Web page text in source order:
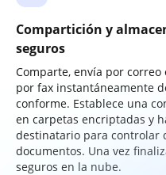
Compartición y
seguros
Comparte, envía por
por fax instantáneamente
conforme. Establece una
en carpetas encriptadas y
destinatario para controlar
documentos. Una vez
seguros en la nube.